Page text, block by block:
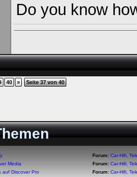
Do you know
40 » Seite 37 von 40
Forum: Car-Hifi,
Media
Forum: Car-Hifi,
auf Discover Pro
Forum: Car-Hifi,